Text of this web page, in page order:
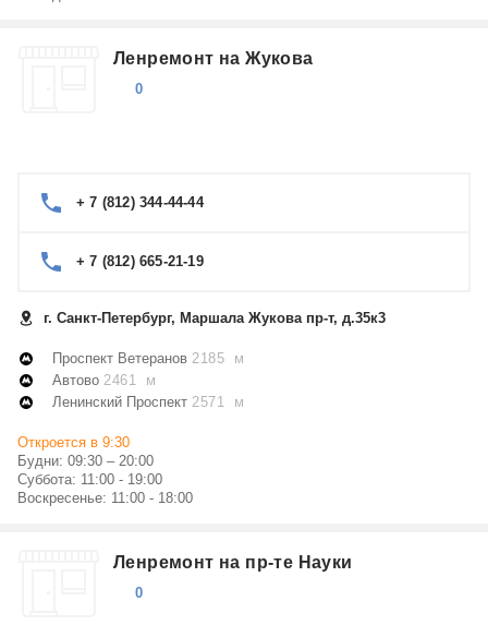
Ленремонт на Жукова
0
+ 7 (812) 344-44-44
+ 7 (812) 665-21-19
г. Санкт-Петербург, Маршала Жукова пр-т, д.35к3
Проспект Ветеранов 2185 м
Автово 2461 м
Ленинский Проспект 2571 м
Откроется в 9:30
Будни: 09:30 – 20:00
Суббота: 11:00 - 19:00
Воскресенье: 11:00 - 18:00
Ленремонт на пр-те Науки
0